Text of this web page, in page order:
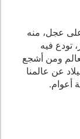
عجل، منه
تودع فيه
ومن أشجع
عن عالمنا
أعوام.